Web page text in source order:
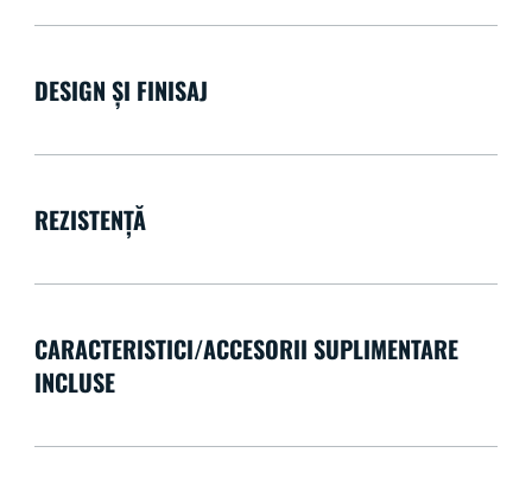
DESIGN ȘI FINISAJ
REZISTENȚĂ
CARACTERISTICI/ACCESORII SUPLIMENTARE
INCLUSE